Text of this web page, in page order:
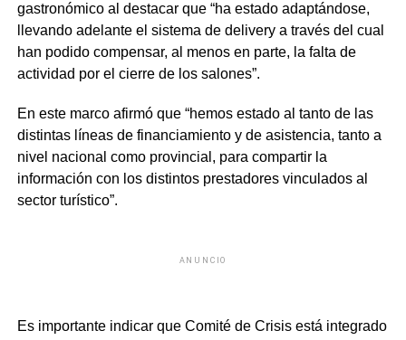
gastronómico al destacar que “ha estado adaptándose,
llevando adelante el sistema de delivery a través del cual
han podido compensar, al menos en parte, la falta de
actividad por el cierre de los salones”.
En este marco afirmó que “hemos estado al tanto de las
distintas líneas de financiamiento y de asistencia, tanto a
nivel nacional como provincial, para compartir la
información con los distintos prestadores vinculados al
sector turístico”.
ANUNCIO
Es importante indicar que Comité de Crisis está integrado